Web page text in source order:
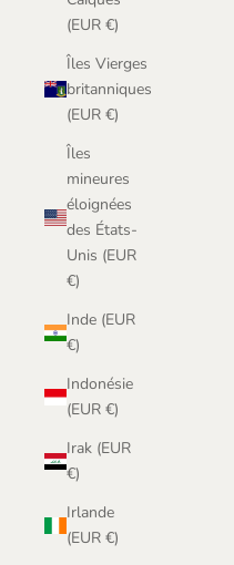
(EUR €)
Îles Vierges
britanniques
(EUR €)
Îles
mineures
éloignées
des États-
Unis (EUR
€)
Inde (EUR
€)
Indonésie
(EUR €)
Irak (EUR
€)
Irlande
(EUR €)